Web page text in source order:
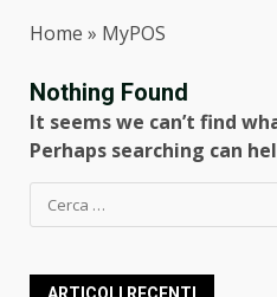
Home » MyPOS
Nothing Found
It seems we can’t find
Perhaps searching can
Ricerca
per: